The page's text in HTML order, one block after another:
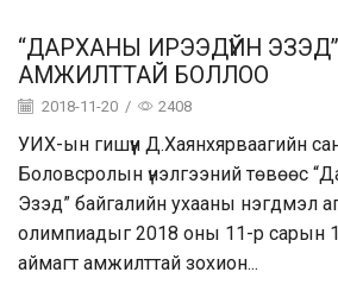
“ДАРХАНЫ ИРЭЭДҮЙН
АМЖИЛТТАЙ БОЛЛОО
2018-11-20 / 2408
УИХ-ын гишүүн Д.Хаянхярваагийн
Боловсролын үнэлгээний төвөөс
Эзэд” байгалийн ухааны нэгдмэл
олимпиадыг 2018 оны 11-р сарын
аймагт амжилттай зохион...